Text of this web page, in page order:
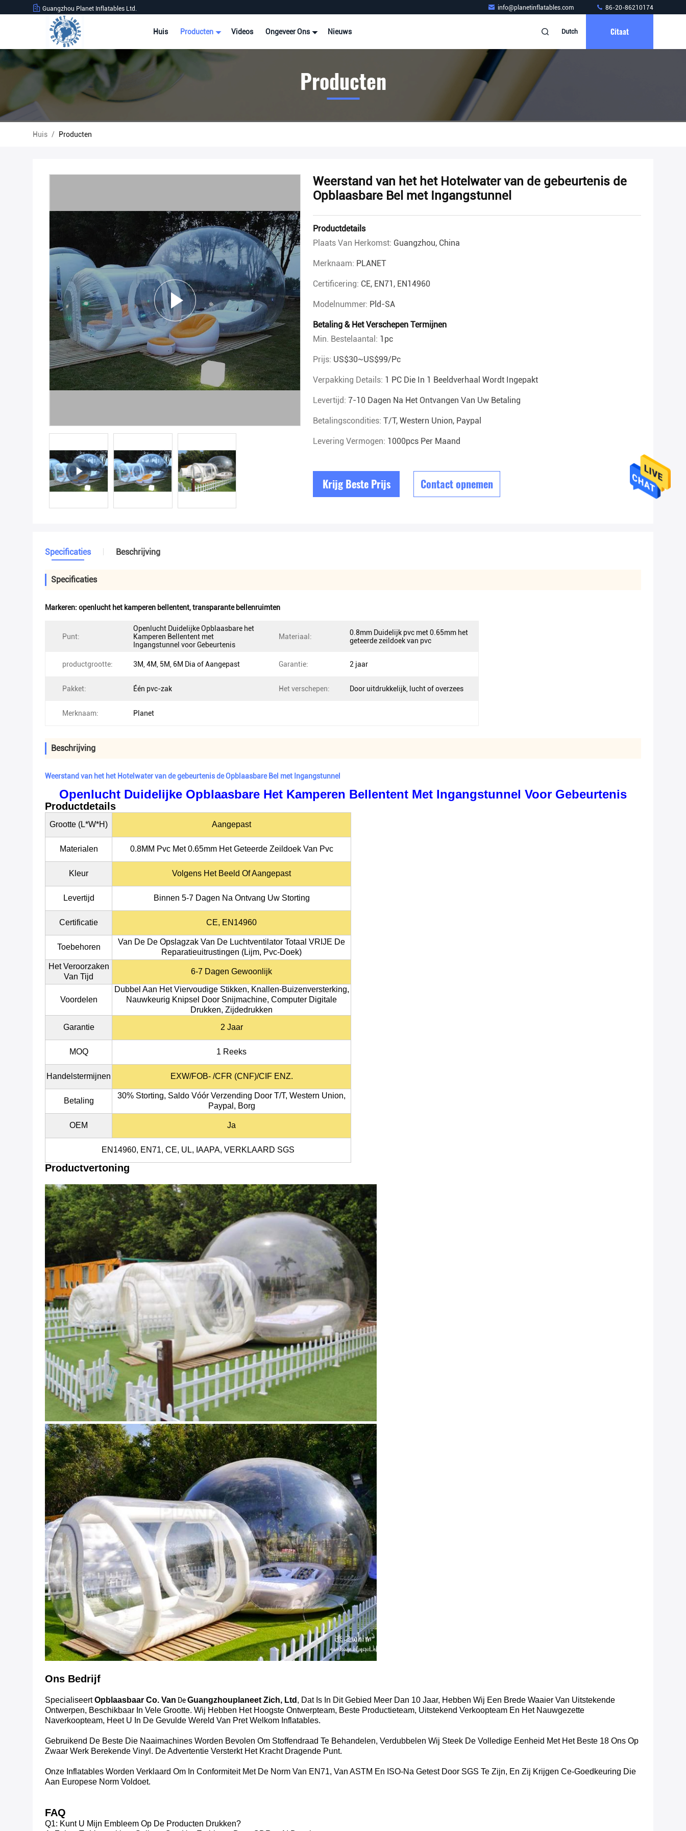
Guangzhou Planet Inflatables Ltd. info@planetinflatables.com 86-20-86210174
Huis Producten Videos Ongeveer Ons Nieuws Dutch Citaat
Producten
Huis / Producten
Weerstand van het het Hotelwater van de gebeurtenis de
Opblaasbare Bel met Ingangstunnel
Productdetails
Plaats Van Herkomst: Guangzhou, China
Merknaam: PLANET
Certificering: CE, EN71, EN14960
Modelnummer: Pld-SA
Betaling & Het Verschepen Termijnen
Min. Bestelaantal: 1pc
Prijs: US$30~US$99/pc
Verpakking Details: 1 PC Die In 1 Beeldverhaal Wordt Ingepakt
Levertijd: 7-10 Dagen Na Het Ontvangen Van Uw Betaling
Betalingscondities: T/T, Western Union, Paypal
Levering Vermogen: 1000pcs Per Maand
Krijg Beste Prijs Contact opnemen
Specificaties Beschrijving
Specificaties
Markeren: openlucht het kamperen bellentent,transparante bellenruimten
Punt:
Openlucht Duidelijke Opblaasbare het
Kamperen Bellentent met
Ingangstunnel voor Gebeurtenis
Materiaal:
0.8mm Duidelijk pvc met 0.65mm het
geteerde zeildoek van pvc
productgrootte: 3M, 4M, 5M, 6M Dia of Aangepast Garantie: 2 jaar
Pakket: Één pvc-zak Het verschepen: Door uitdrukkelijk, lucht of overzees
Merknaam: Planet
Beschrijving
Weerstand van het het Hotelwater van de gebeurtenis de Opblaasbare Bel met Ingangstunnel
Openlucht Duidelijke Opblaasbare Het Kamperen Bellentent Met Ingangstunnel Voor Gebeurtenis
Productdetails
Grootte (L*W*H) Aangepast
Materialen 0.8MM Pvc Met 0.65mm Het Geteerde Zeildoek Van Pvc
Kleur Volgens Het Beeld Of Aangepast
Levertijd Binnen 5-7 Dagen Na Ontvang Uw Storting
Certificatie CE, EN14960
Toebehoren
Van De De Opslagzak Van De Luchtventilator Totaal VRIJE De
Reparatieuitrustingen (lijm, Pvc-Doek)
Het Veroorzaken
Van Tijd
6-7 Dagen Gewoonlijk
Voordelen
Dubbel Aan Het Viervoudige Stikken, Knallen-Buizenversterking,
Nauwkeurig Knipsel Door Snijmachine, Computer Digitale
Drukken, Zijdedrukken
Garantie
2 Jaar
MOQ 1 Reeks
Handelstermijnen EXW/FOB- /CFR (CNF)/CIF ENZ.
Betaling
30% Storting, Saldo Vóór Verzending Door T/T, Western Union,
Paypal, Borg
OEM Ja
EN14960, EN71, CE, UL, IAAPA, VERKLAARD SGS
Productvertoning
Ons Bedrijf
SpecialiseertOpblaasbaar Co. Van DeGuangzhouplaneet Zich, Ltd , Dat Is In Dit Gebied Meer Dan 10 Jaar, Hebben Wij Een Brede Waaier Van Uitstekende
Ontwerpen, Beschikbaar In Vele Grootte. Wij Hebben Het Hoogste Ontwerpteam, Beste Productieteam, Uitstekend Verkoopteam En Het Nauwgezette
Naverkoopteam, Heet U In De Gevulde Wereld Van Pret Welkom Inflatables.
Gebruikend De Beste Die Naaimachines Worden Bevolen Om Stoffendraad Te Behandelen, Verdubbelen Wij Steek De Volledige Eenheid Met Het Beste 18 Ons Op
Zwaar Werk Berekende Vinyl. De Advertentie Versterkt Het Kracht Dragende Punt.
Onze Inflatables Worden Verklaard Om In Conformiteit Met De Norm Van EN71, Van ASTM En ISO-Na Getest Door SGS Te Zijn, En Zij Krijgen Ce-Goedkeuring Die
Aan Europese Norm Voldoet.
FAQ
Q1: Kunt U Mijn Embleem Op De Producten Drukken?